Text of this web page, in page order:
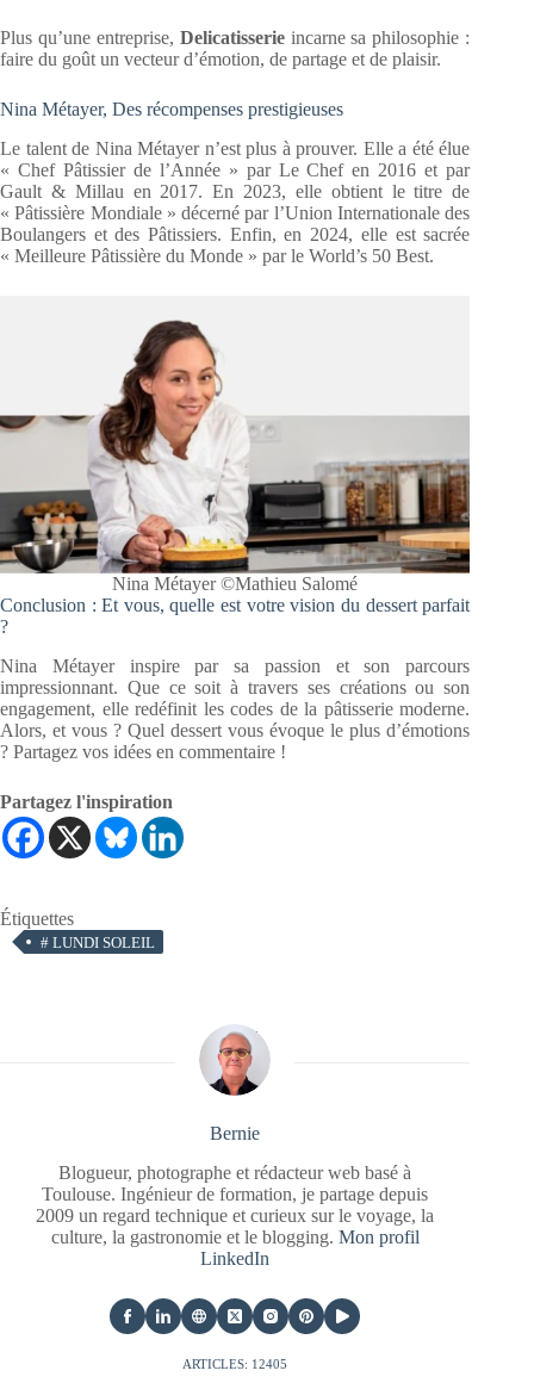
Plus qu’une entreprise, Delicatisserieincarne sa philosophie :
faire du goût un vecteur d’émotion, de partage et de plaisir.
Nina Métayer, Des récompenses prestigieuses
Le talent de Nina Métayer n’est plus à prouver. Elle a été élue
« Chef Pâtissier de l’Année » par Le Chef en 2016 et par
Gault & Millau en 2017. En 2023, elle obtient le titre de
« Pâtissière Mondiale » décerné par l’Union Internationale des
Boulangers et des Pâtissiers. Enfin, en 2024, elle est sacrée
« Meilleure Pâtissière du Monde » par le World’s 50 Best.
Nina Métayer ©Mathieu Salomé
Conclusion : Et vous, quelle est votre vision du dessert parfait
?
Nina Métayer inspire par sa passion et son parcours
impressionnant. Que ce soit à travers ses créations ou son
engagement, elle redéfinit les codes de la pâtisserie moderne.
Alors, et vous ? Quel dessert vous évoque le plus d’émotions
? Partagez vos idées en commentaire !
Partagez l'inspiration
Étiquettes
# LUNDI SOLEIL
Bernie
Blogueur, photographe et rédacteur web basé à
Toulouse. Ingénieur de formation, je partage depuis
2009 un regard technique et curieux sur le voyage, la
culture, la gastronomie et le blogging. Mon profil
LinkedIn
ARTICLES: 12405